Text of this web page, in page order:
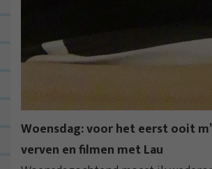
Woensdag: voor het eerst ooit
verven en filmen met Lau